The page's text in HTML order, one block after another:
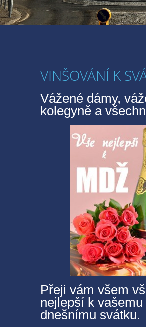
VINŠOVÁNÍ K
Vážené dámy,
kolegyně a
Přeji vám všem
nejlepší k vašemu
dnešnímu svátku.